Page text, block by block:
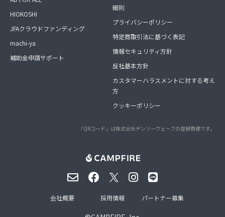
HIOKOSHI
JFAクラウドファンディング
machi-ya
補助金申請サポート
細則
プライバシーポリシー
特定商取引法に基づく表記
情報セキュリティ方針
反社基本方針
カスタマーハラスメントに対する考え
方
クッキーポリシー
「QRコード」は株式会社デンソーウェーブの登録商標です。
会社概要 採用情報 パートナー募集